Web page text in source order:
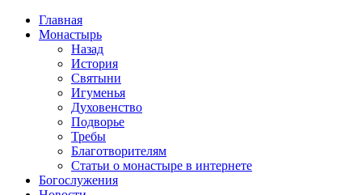
Перейти
содержимому
Главная
Монастырь
Назад
История
Святыни
Игуменья
Духовенство
Подворье
Требы
Благотворителям
Статьи о монастыре в интернете
Богослужения